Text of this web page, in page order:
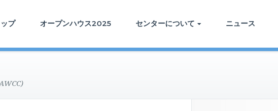
ップ オープンハウス2025 センターについて ニュース